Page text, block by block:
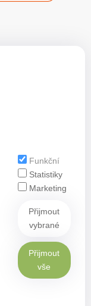
Funkční
Statistiky
Marketing
Přijmout
vybrané
Přijmout
vše